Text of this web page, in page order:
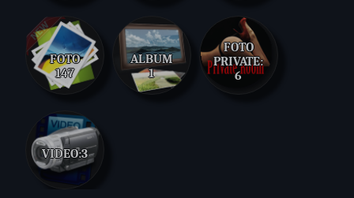
FOTO
147
ALBUM
1
FOTO
PRIVATE:
6
VIDEO:3